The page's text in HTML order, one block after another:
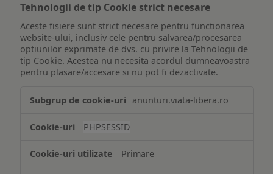
Tehnologii de tip Cookie strict necesare
Aceste fisiere sunt strict necesare pentru functionarea
website-ului, inclusiv cele pentru salvarea/procesarea
optiunilor exprimate de dvs. cu privire la Tehnologii de
tip Cookie. Acestea nu necesita acordul dumneavoastra
pentru plasare/accesare si nu pot fi dezactivate.
de
Cookie
necesare
anunturi.viata-libera.ro
PHPSESSID
Primare